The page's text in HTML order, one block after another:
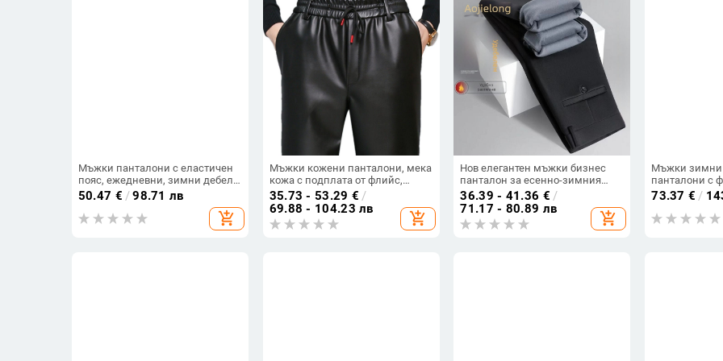
Мъжки панталони с еластичен
пояс, ежедневни, зимни дебели
прави крачоли, с подплата от
флис, топли и без нужда от
гладене
50.47 € /98.71 лв
add_shopping_cart
Мъжки кожени панталони, мека
кожа с подплата от флийс,
дебели за есенно-зимния сезон,
кройка с права линия, свободен
силует, работни панталони за
мъже от средна възраст и по-
35.73 - 53.29 € /
69.88 - 104.23 лв
add_shopping_cart
Нов елегантен мъжки бизнес
панталон за есенно-зимния
сезон, свободна кройка, прави
крачоли, без нужда от гладене,
висока еластичност, дълги
панталони.
36.39 - 41.36 € /
71.17 - 80.89 лв
add_shopping_cart
Мъжки
панталони с
защита на
колоездене,
панталони за
73.37 € /